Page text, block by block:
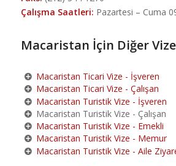
Çalışma Saatleri: Pazartesi – Cuma
Macaristan İçin Diğer
Macaristan Ticari Vize - İşveren
Macaristan Ticari Vize - Çalışan
Macaristan Turistik Vize - İşveren
Macaristan Turistik Vize - Çalışan
Macaristan Turistik Vize - Emekli
Macaristan Turistik Vize - Memur
Macaristan Turistik Vize - Aile